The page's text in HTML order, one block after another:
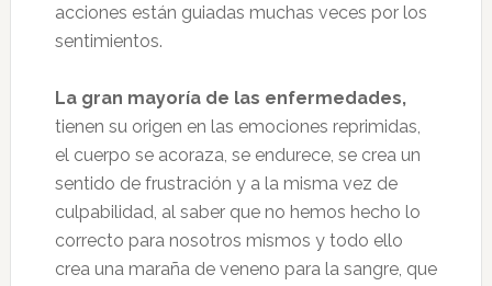
acciones están guiadas muchas veces por los
sentimientos.
La gran mayoría de las enfermedades,
tienen su origen en las emociones reprimidas,
el cuerpo se acoraza, se endurece, se crea un
sentido de frustración y a la misma vez de
culpabilidad, al saber que no hemos hecho lo
correcto para nosotros mismos y todo ello
crea una maraña de veneno para la sangre, que